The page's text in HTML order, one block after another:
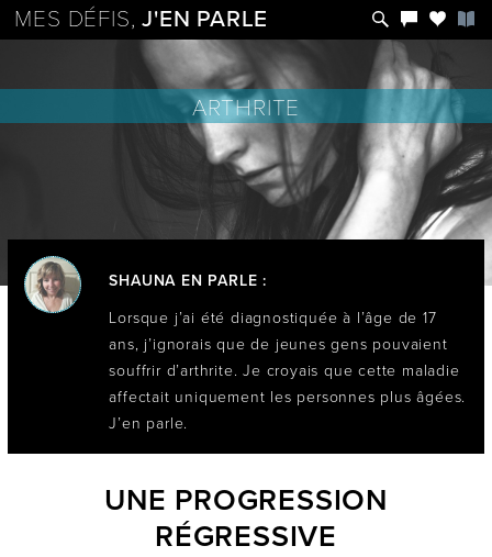
MES DÉFIS,J'EN PARLE
ARTHRITE
SHAUNA EN PARLE :
Lorsque j’ai été diagnostiquée à l’âge de 17
ans, j’ignorais que de jeunes gens pouvaient
souffrir d’arthrite. Je croyais que cette maladie
affectait uniquement les personnes plus âgées.
J’en parle.
UNE PROGRESSION
RÉGRESSIVE